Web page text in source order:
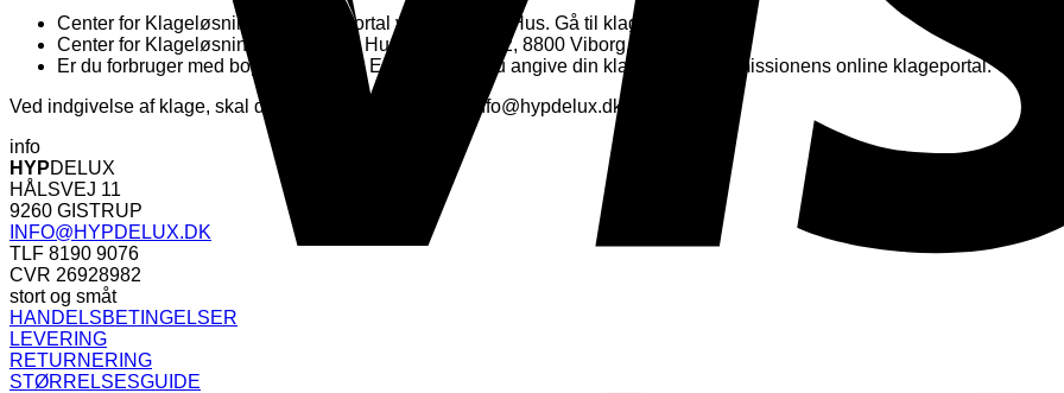
Center for Klageløsning, via klageportal v. Nævnenes Hus. Gå til klageportal.
Center for Klageløsning, Nævnenes Hus, Toldboden 2, 8800 Viborg.
Er du forbruger med bopæl i et andet EU-land, kan du angive din klage i EU Kommissionens online klageportal. Gå til
Ved indgivelse af klage, skal du oplyse/anvende vores info@hypdelux.dk.
info
HYPDELUX
HÅLSVEJ 11
9260 GISTRUP
INFO@HYPDELUX.DK
TLF 8190 9076
CVR 26928982
stort og småt
HANDELSBETINGELSER
LEVERING
RETURNERING
STØRRELSESGUIDE